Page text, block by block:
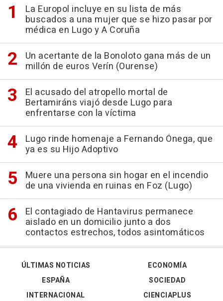
La Europol incluye en su lista de más
buscados a una mujer que se hizo pasar por
médica en Lugo y A Coruña
Un acertante de la Bonoloto gana más de un
millón de euros Verín (Ourense)
El acusado del atropello mortal de
Bertamiráns viajó desde Lugo para
enfrentarse con la víctima
Lugo rinde homenaje a Fernando Ónega, que
ya es su Hijo Adoptivo
Muere una persona sin hogar en el incendio
de una vivienda en ruinas en Foz (Lugo)
El contagiado de Hantavirus permanece
aislado en un domicilio junto a dos
contactos estrechos, todos asintomáticos
ÚLTIMAS NOTICIAS
ESPAÑA
INTERNACIONAL
ECONOMÍA
SOCIEDAD
CIENCIAPLUS